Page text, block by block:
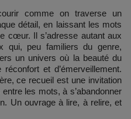
comme on traverse un
détail, en laissant les mots
cœur. Il s’adresse autant aux
qui, peu familiers du genre,
un univers où la beauté du
et d’émerveillement.
ce recueil est une invitation
les mots, à s’abandonner
Un ouvrage à lire, à relire, et